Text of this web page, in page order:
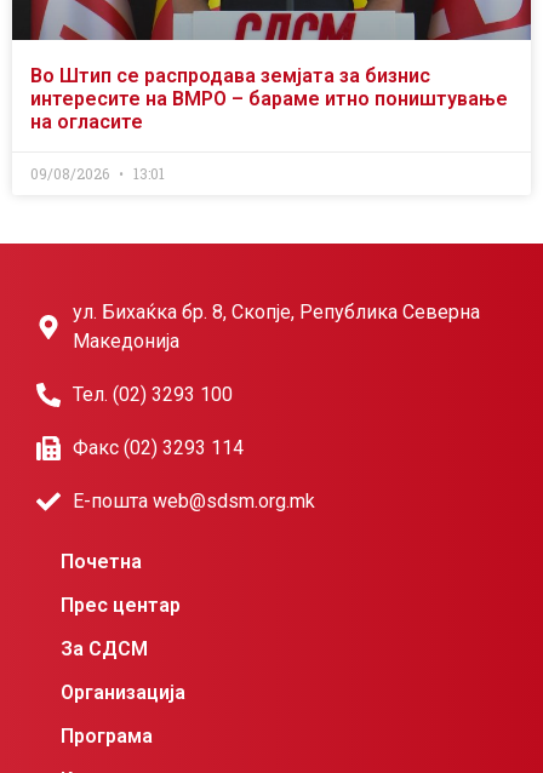
Во Штип се распродава земјата за бизнис
интересите на ВМРО – бараме итно поништување
на огласите
09/08/2026 13:01
ул. Бихаќка бр. 8, Скопје, Република Северна
Македонија
Тел. (02) 3293 100
Факс (02) 3293 114
Е-пошта web@sdsm.org.mk
Почетна
Прес центар
За СДСМ
Организација
Програма